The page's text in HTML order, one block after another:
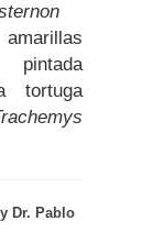
Dr. Pablo